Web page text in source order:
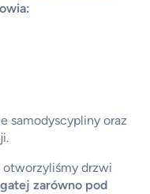
samodyscypliny oraz
otworzyliśmy drzwi
zarówno pod